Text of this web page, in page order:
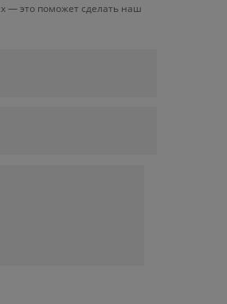
— это поможет сделать наш